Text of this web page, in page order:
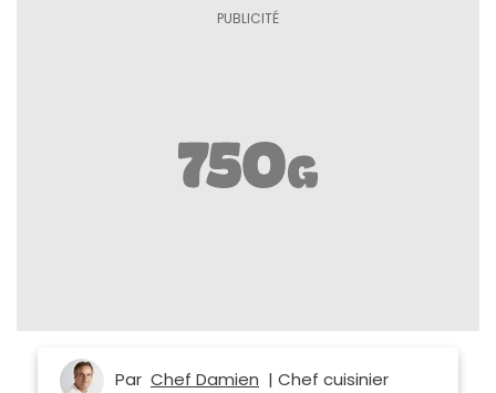
Par Chef Damien | Chef cuisinier